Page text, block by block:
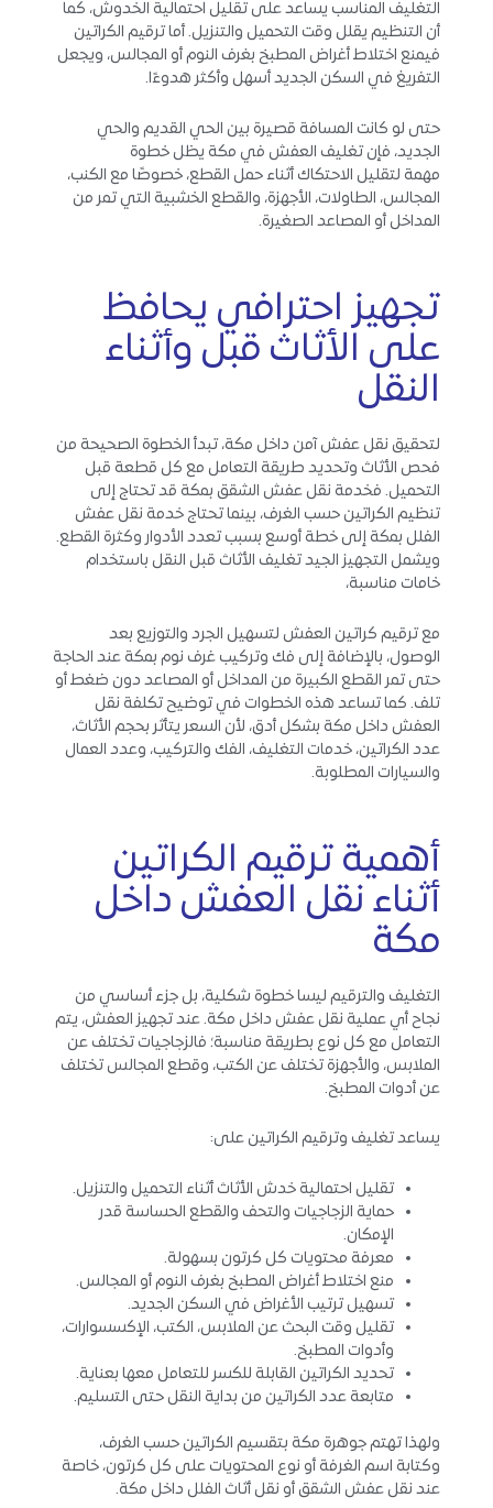
التغليف المناسب يساعد على تقليل احتمالية الخدوش، كما
أن التنظيم يقلل وقت التحميل والتنزيل. أما ترقيم الكراتين
فيمنع اختلاط أغراض المطبخ بغرف النوم أو المجالس، ويجعل
التفريغ في السكن الجديد أسهل وأكثر هدوءًا.
حتى لو كانت المسافة قصيرة بين الحي القديم والحي
الجديد، فإن تغليف العفش في مكة يظل خطوة
مهمة لتقليل الاحتكاك أثناء حمل القطع، خصوصًا مع الكنب،
المجالس، الطاولات، الأجهزة، والقطع الخشبية التي تمر من
المداخل أو المصاعد الصغيرة.
تجهيز احترافي يحافظ
على الأثاث قبل وأثناء
النقل
لتحقيق نقل عفش آمن داخل مكة، تبدأ الخطوة الصحيحة من
فحص الأثاث وتحديد طريقة التعامل مع كل قطعة قبل
التحميل. فخدمة نقل عفش الشقق بمكة قد تحتاج إلى
تنظيم الكراتين حسب الغرف، بينما تحتاج خدمة نقل عفش
الفلل بمكة إلى خطة أوسع بسبب تعدد الأدوار وكثرة القطع.
ويشمل التجهيز الجيد تغليف الأثاث قبل النقل باستخدام
خامات مناسبة،
مع ترقيم كراتين العفش لتسهيل الجرد والتوزيع بعد
الوصول، بالإضافة إلى فك وتركيب غرف نوم بمكة عند الحاجة
حتى تمر القطع الكبيرة من المداخل أو المصاعد دون ضغط أو
تلف. كما تساعد هذه الخطوات في توضيح تكلفة نقل
العفش داخل مكة بشكل أدق، لأن السعر يتأثر بحجم الأثاث،
عدد الكراتين، خدمات التغليف، الفك والتركيب، وعدد العمال
والسيارات المطلوبة.
أهمية ترقيم الكراتين
أثناء نقل العفش داخل
مكة
التغليف والترقيم ليسا خطوة شكلية، بل جزء أساسي من
نجاح أي عملية نقل عفش داخل مكة. عند تجهيز العفش، يتم
التعامل مع كل نوع بطريقة مناسبة؛ فالزجاجيات تختلف عن
الملابس، والأجهزة تختلف عن الكتب، وقطع المجالس تختلف
عن أدوات المطبخ.
يساعد تغليف وترقيم الكراتين على:
تقليل احتمالية خدش الأثاث أثناء التحميل والتنزيل.
حماية الزجاجيات والتحف والقطع الحساسة قدر
الإمكان.
معرفة محتويات كل كرتون بسهولة.
منع اختلاط أغراض المطبخ بغرف النوم أو المجالس.
تسهيل ترتيب الأغراض في السكن الجديد.
تقليل وقت البحث عن الملابس، الكتب، الإكسسوارات،
وأدوات المطبخ.
تحديد الكراتين القابلة للكسر للتعامل معها بعناية.
متابعة عدد الكراتين من بداية النقل حتى التسليم.
ولهذا تهتم جوهرة مكة بتقسيم الكراتين حسب الغرف،
وكتابة اسم الغرفة أو نوع المحتويات على كل كرتون، خاصة
عند نقل عفش الشقق أو نقل أثاث الفلل داخل مكة.